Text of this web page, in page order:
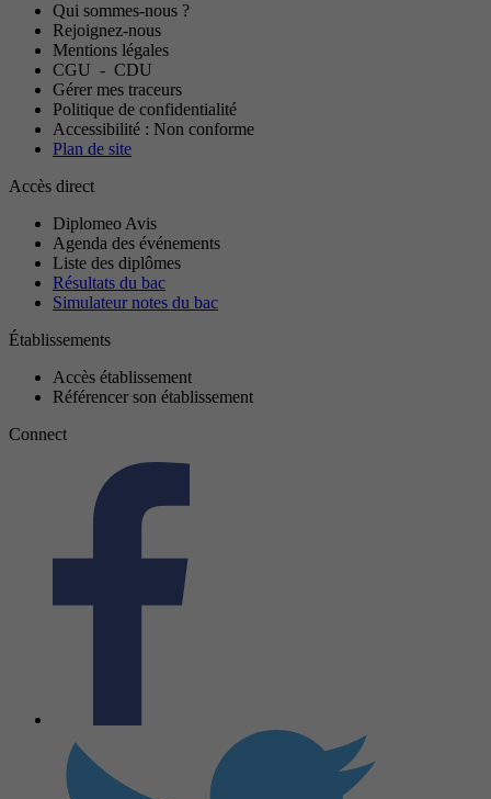
Qui sommes-nous ?
Rejoignez-nous
Mentions légales
CGU - CDU
Gérer mes traceurs
Politique de confidentialité
Accessibilité : Non conforme
Plan de site
Accès direct
Diplomeo Avis
Agenda des événements
Liste des diplômes
Résultats du bac
Simulateur notes du bac
Établissements
Accès établissement
Référencer son établissement
Connect